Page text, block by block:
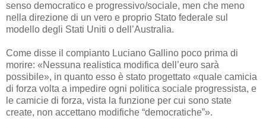
senso democratico e progressivo/sociale, men che meno
nella direzione di un vero e proprio Stato federale sul
modello degli Stati Uniti o dell’Australia.
Come disse il compianto Luciano Gallino poco prima di
morire: «Nessuna realistica modifica dell’euro sarà
possibile», in quanto esso è stato progettato «quale camicia
di forza volta a impedire ogni politica sociale progressista, e
le camicie di forza, vista la funzione per cui sono state
create, non accettano modifiche “democratiche”».